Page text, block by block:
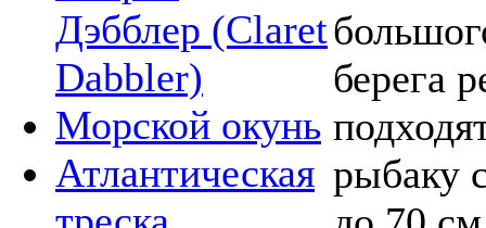
Дэбблер (Claret
Dabbler)
Морской окунь
Атлантическая
берега
рыбаку